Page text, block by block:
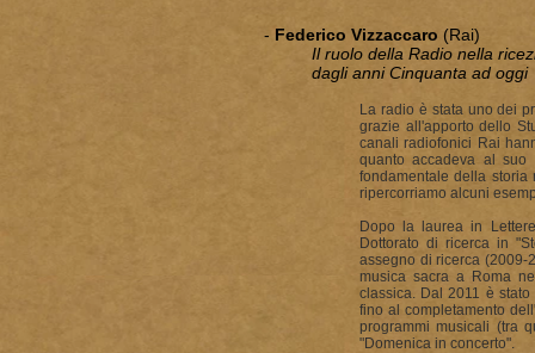
- Federico Vizzaccaro (Rai)
Il ruolo della Radio nella
dagli anni Cinquanta ad oggi
La radio è stata uno dei
grazie all'apporto dello
canali radiofonici Rai
quanto accadeva al suo
fondamentale della storia
ripercorriamo alcuni
Dopo la laurea in
Dottorato di ricerca in
assegno di ricerca (2009-
musica sacra a Roma
classica. Dal 2011 è
fino al completamento
programmi musicali (tra
"Domenica in concerto".